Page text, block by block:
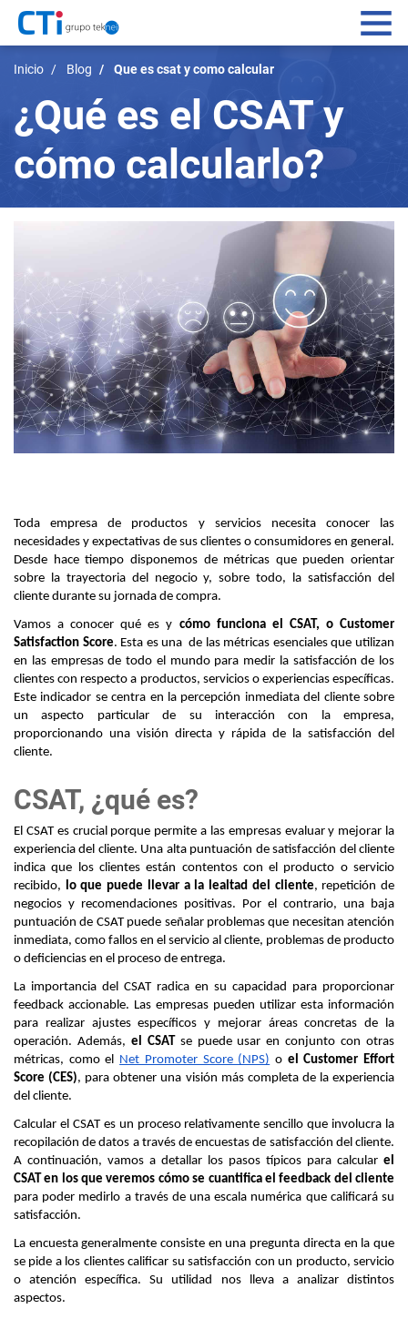
al
contenido
principal
Navegación principal
Sistemas de pagos
Servicios IT
Data management
Conócenos
Blog
Acceso Usuarios
Buscar
ES
¿Qué es el CSAT y
cómo calcularlo?
Inicio Blog Que es csat y como calcular
Toda empresa de productos y servicios necesita conocer las
necesidades y expectativas de sus clientes o consumidores en general.
Desde hace tiempo disponemos de métricas que pueden orientar
sobre la trayectoria del negocio y, sobre todo, la satisfacción del
cliente durante su jornada de compra.
Vamos a conocer qué es y cómo funciona el CSAT, o Customer
Satisfaction Score. Esta es una  de las métricas esenciales que utilizan
en las empresas de todo el mundo para medir la satisfacción de los
clientes con respecto a productos, servicios o experiencias específicas.
Este indicador se centra en la percepción inmediata del cliente sobre
un aspecto particular de su interacción con la empresa,
proporcionando una visión directa y rápida de la satisfacción del
cliente.
CSAT, ¿qué es?
El CSAT es crucial porque permite a las empresas evaluar y mejorar la
experiencia del cliente. Una alta puntuación de satisfacción del cliente
indica que los clientes están contentos con el producto o servicio
recibido,
lo que puede llevar a la lealtad del cliente, repetición de
negocios y recomendaciones positivas. Por el contrario, una baja
puntuación de CSAT puede señalar problemas que necesitan atención
inmediata, como fallos en el servicio al cliente, problemas de producto
o deficiencias en el proceso de entrega.
La importancia del CSAT radica en su capacidad para proporcionar
feedback accionable. Las empresas pueden utilizar esta información
para realizar ajustes específicos y mejorar áreas concretas de la
operación. Además, el CSAT se puede usar en conjunto con otras
métricas, como el
Net Promoter Score (NPS) o el Customer Effort
Score (CES), para obtener una visión más completa de la experiencia
del cliente.
Calcular el CSAT es un proceso relativamente sencillo que involucra la
recopilación de datos a través de encuestas de satisfacción del cliente.
A continuación, vamos a detallar los pasos típicos para calcular el
para poder medirlo a través de una escala numérica que calificará su
satisfacción.
La encuesta generalmente consiste en una pregunta directa en la que
se pide a los clientes calificar su satisfacción con un producto, servicio
o atención específica. Su utilidad nos lleva a analizar distintos
aspectos.